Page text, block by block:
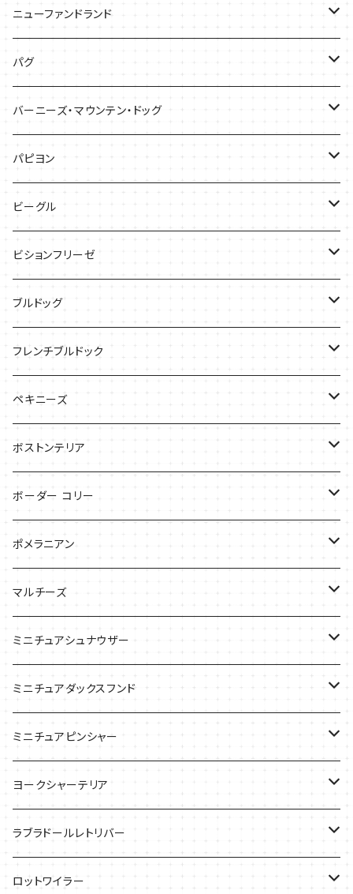
バッグ
ケース
バッグ
ケース
Tシャツ
バッグ
ケース
ニューファンドランド
Ｔシャツ
バッグ
雑貨
パグ
Tシャツ
バッグ
バーニーズ・マウンテン・ドッグ
Tシャツ
バッグ
ケース
パピヨン
ケース
バッグ
ビーグル
Tシャツ
ケース
バッグ
ビションフリーゼ
Tシャツ
バッグ
ケース
ブルドッグ
Tシャツ
バッグ
ケース
フレンチブルドック
バッグ
ケース
ペキニーズ
ケース
Tシャツ
バッグ
ボストンテリア
Tシャツ
バッグ
ケース
ボーダー コリー
Tシャツ
バッグ
ケース
ポメラニアン
Tシャツ
ケース
バッグ
マルチーズ
ケース
ミニチュアシュナウザー
Tシャツ
バッグ
ケース
ミニチュアダックスフンド
Ｔシャツ
バッグ
雑貨
ケース
ミニチュアピンシャー
ケース
ヨークシャーテリア
Tシャツ
バッグ
ラブラドールレトリバー
Ｔシャツ
ロットワイラー